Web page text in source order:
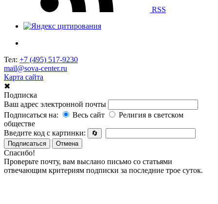
RSS
Тел: +7 (495) 517-9230
mail@sova-center.ru
Карта сайта
✖
Подписка
Ваш адрес электронной почты
Подписаться на:
Весь сайт
Религия в светском
обществе
Введите код с картинки:
🔄
Подписаться
Отмена
Спасибо!
Проверьте почту, вам выслано письмо со статьями
отвечающим критериям подписки за последние трое суток.